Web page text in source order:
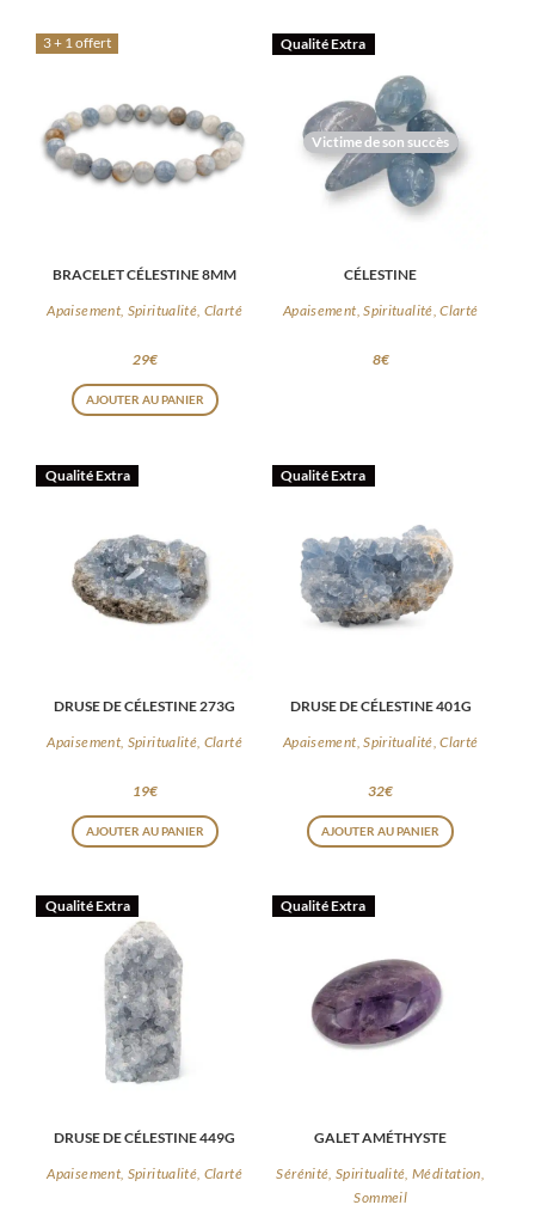
3 + 1 offert
BRACELET CÉLESTINE 8MM
Apaisement, Spiritualité, Clarté
29€
AJOUTER AU PANIER
Victime de son succès
Qualité Extra
CÉLESTINE
Apaisement, Spiritualité, Clarté
8€
Qualité Extra
DRUSE DE CÉLESTINE 273G
Apaisement, Spiritualité, Clarté
19€
AJOUTER AU PANIER
Qualité Extra
DRUSE DE CÉLESTINE 401G
Apaisement, Spiritualité, Clarté
32€
AJOUTER AU PANIER
Qualité Extra
DRUSE DE CÉLESTINE 449G
Apaisement, Spiritualité, Clarté
Qualité Extra
GALET AMÉTHYSTE
Sérénité, Spiritualité, Méditation,
Sommeil